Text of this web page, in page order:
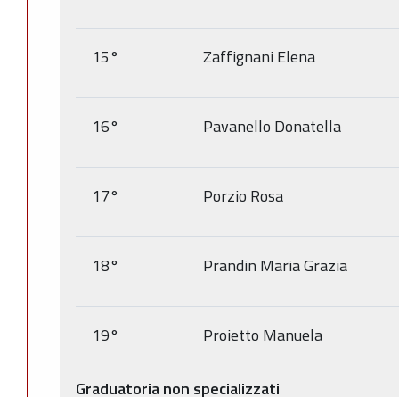
15° Zaffignani Elena
16° Pavanello Donatella
17° Porzio Rosa
18° Prandin Maria Grazia
19° Proietto Manuela
Graduatoria non specializzati